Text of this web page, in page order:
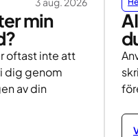
min
oftast inte att
dig genom
av din